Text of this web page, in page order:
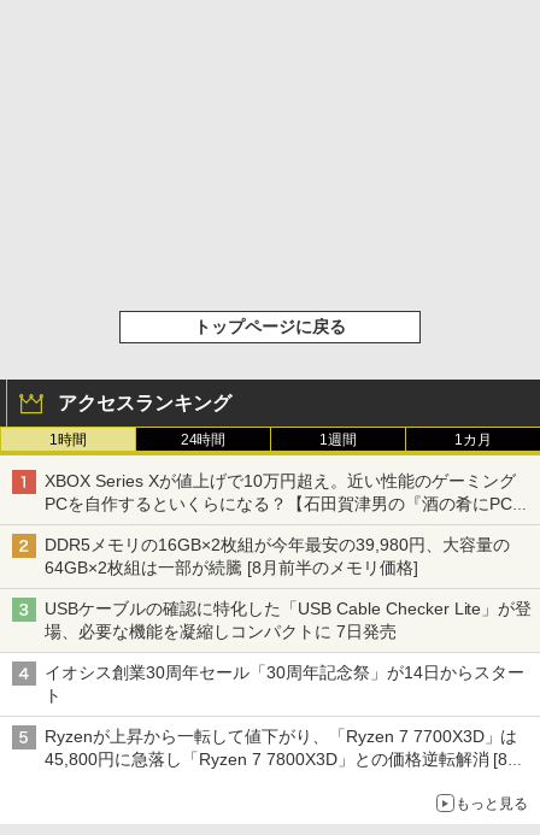
トップページに戻る
アクセスランキング
1時間 24時間 1週間 1カ月
XBOX Series Xが値上げで10万円超え。近い性能のゲーミング
PCを自作するといくらになる？【石田賀津男の『酒の肴にPCゲ
ーム』】
DDR5メモリの16GB×2枚組が今年最安の39,980円、大容量の
64GB×2枚組は一部が続騰 [8月前半のメモリ価格]
USBケーブルの確認に特化した「USB Cable Checker Lite」が登
場、必要な機能を凝縮しコンパクトに 7日発売
イオシス創業30周年セール「30周年記念祭」が14日からスター
ト
Ryzenが上昇から一転して値下がり、「Ryzen 7 7700X3D」は
45,800円に急落し「Ryzen 7 7800X3D」との価格逆転解消 [8月
もっと見る